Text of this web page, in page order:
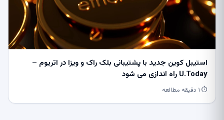
استیبل کوین جدید با پشتیبانی بلک راک و ویزا در اتریوم –
U.Today راه اندازی می شود
⏱ ۱ دقیقه مطالعه